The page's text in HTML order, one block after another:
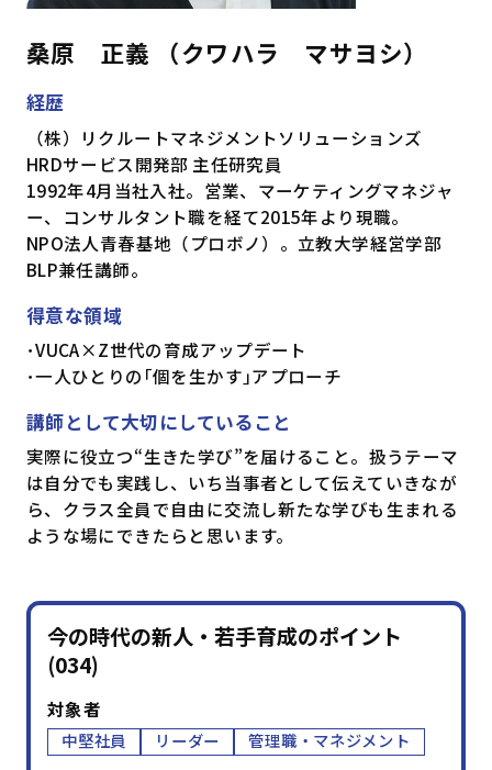
桑原 正義 （クワハラ マサヨシ）
経歴
（株）リクルートマネジメントソリューションズ
HRDサービス開発部 主任研究員
1992年4月当社入社。営業、マーケティングマネジャ
ー、コンサルタント職を経て2015年より現職。
NPO法人青春基地（プロボノ）。立教大学経営学部
BLP兼任講師。
得意な領域
･VUCA×Z世代の育成アップデート
･一人ひとりの｢個を生かす｣アプローチ
講師として大切にしていること
実際に役立つ“生きた学び”を届けること。扱うテーマ
は自分でも実践し、いち当事者として伝えていきなが
ら、クラス全員で自由に交流し新たな学びも生まれる
ような場にできたらと思います。
今の時代の新人・若手育成のポイント
(034)
対象者
中堅社員 リーダー 管理職・マネジメント